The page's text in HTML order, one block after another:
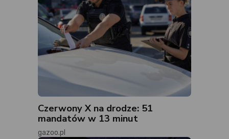
Czerwony X na drodze: 51
mandatów w 13 minut
gazoo.pl